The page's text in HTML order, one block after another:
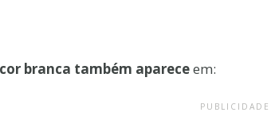
branca também apareceem:
PUBLICIDADE